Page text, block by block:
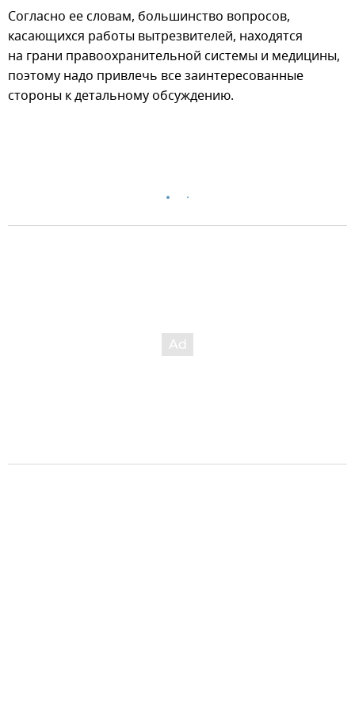
Согласно ее словам, большинство вопросов,
касающихся работы вытрезвителей, находятся
на грани правоохранительной системы и медицины,
поэтому надо привлечь все заинтересованные
стороны к детальному обсуждению.